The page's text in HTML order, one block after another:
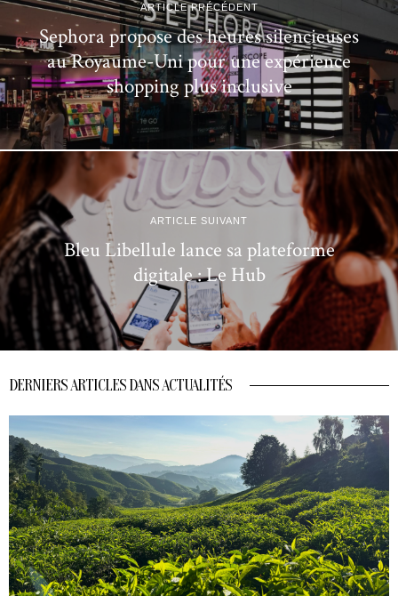
ARTICLE PRÉCÉDENT
Sephora propose des heures silencieuses
au Royaume-Uni pour une expérience
shopping plus inclusive
ARTICLE SUIVANT
Bleu Libellule lance sa plateforme
digitale : Le Hub
DERNIERS ARTICLES DANS ACTUALITÉS